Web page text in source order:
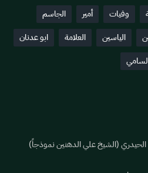
وفيات أمير
الجاسم
الياسين العلامة
ابو عدنان
(الشيخ علي الدهنين نموذجاً)